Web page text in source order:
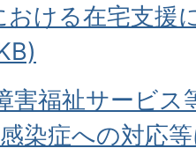
おける在宅支援
害福祉サービス
染症への対応